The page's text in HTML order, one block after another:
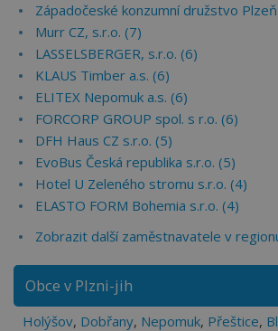
Západočeské konzumní družstvo
Murr CZ, s.r.o. (7)
LASSELSBERGER, s.r.o. (6)
KLAUS Timber a.s. (6)
ELITEX Nepomuk a.s. (6)
FORCORP GROUP spol. s r.o. (6)
DFH Haus CZ s.r.o. (5)
EvoBus Česká republika s.r.o. (5)
Hotel U Zeleného stromu s.r.o. (4)
ELASTO FORM Bohemia s.r.o. (4)
Zobrazit další zaměstnavatele v
Obce v Plzni-jih
Holýšov, Dobřany, Nepomuk, Přeštice,